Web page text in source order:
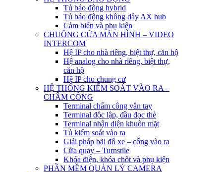
Tủ báo động hybrid
Tủ báo động không dây AX hub
Cảm biến và phụ kiện
CHUÔNG CỬA MÀN HÌNH – VIDEO
INTERCOM
Hệ IP cho nhà riêng, biệt thự, căn hộ
Hệ analog cho nhà riêng, biệt thự,
căn hộ
Hệ IP cho chung cư
HỆ THỐNG KIỂM SOÁT VÀO RA –
CHẤM CÔNG
Terminal chấm công vân tay
Terminal độc lập, đầu đọc thẻ
Terminal nhận diện khuôn mặt
Tủ kiểm soát vào ra
Giải pháp bãi đỗ xe – cổng vào ra
Cửa quay – Turnstile
Khóa điện, khóa chốt và phụ kiện
PHẦN MỀM QUẢN LÝ CAMERA